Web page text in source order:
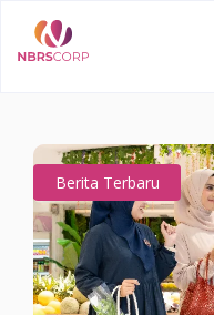
Berita Terbaru